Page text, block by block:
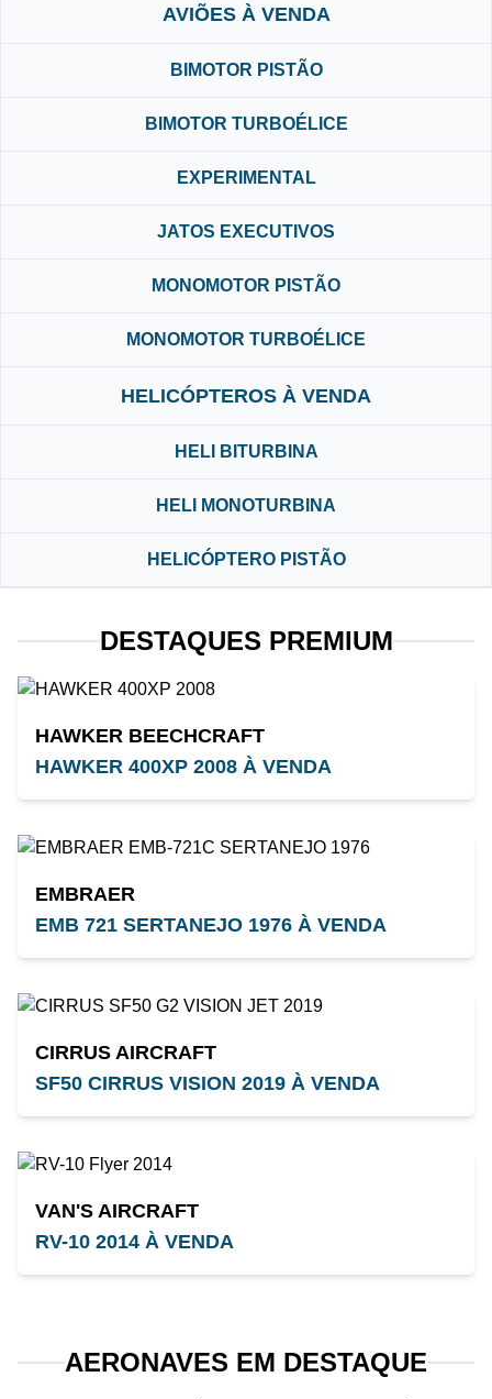
AVIÕES À VENDA
BIMOTOR PISTÃO
BIMOTOR TURBOÉLICE
EXPERIMENTAL
JATOS EXECUTIVOS
MONOMOTOR PISTÃO
MONOMOTOR TURBOÉLICE
HELICÓPTEROS À VENDA
HELI BITURBINA
HELI MONOTURBINA
HELICÓPTERO PISTÃO
DESTAQUES PREMIUM
HAWKER BEECHCRAFT
HAWKER 400XP 2008 À VENDA
EMBRAER
EMB 721 SERTANEJO 1976 À VENDA
CIRRUS AIRCRAFT
SF50 CIRRUS VISION 2019 À VENDA
VAN'S AIRCRAFT
RV-10 2014 À VENDA
AERONAVES EM DESTAQUE